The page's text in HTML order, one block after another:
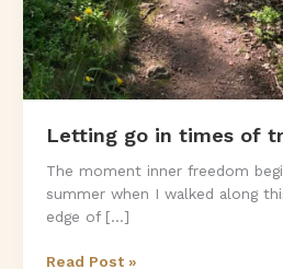
Letting go in times of
The moment inner freedom
summer when I walked along
edge of […]
Letting
Read Post »